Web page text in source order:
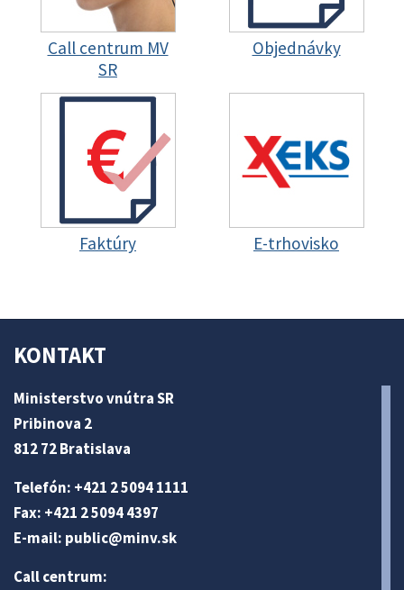
Call centrum MV
SR
Objednávky
Faktúry E-trhovisko
KONTAKT
Ministerstvo vnútra SR
Pribinova 2
812 72 Bratislava
Telefón: +421 2 5094 1111
Fax: +421 2 5094 4397
E-mail: public@minv.sk
Call centrum: